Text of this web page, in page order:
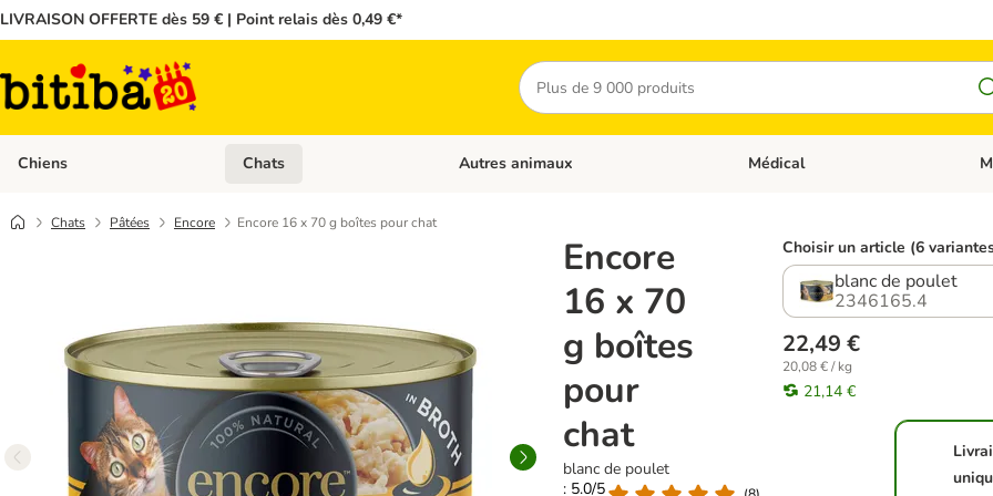
LIVRAISON OFFERTE dès 59 € | Point relais dès 0,49 €*
Rechercher
Chiens Dérouler les catégories: Chiens
Chats Dérouler les catégories: Chats
Autres animaux Dérouler les catégories: Autres
Médical
Chats Pâtées Encore Encore 16 x 70 g boîtes pour chat
Encore
16 x 70
g boîtes
pour
chat
blanc de poulet
: 5.0/5
Choisir un article (6
blanc de poulet
2346165.4
22,49 €
20,08 € / kg
21,14 €